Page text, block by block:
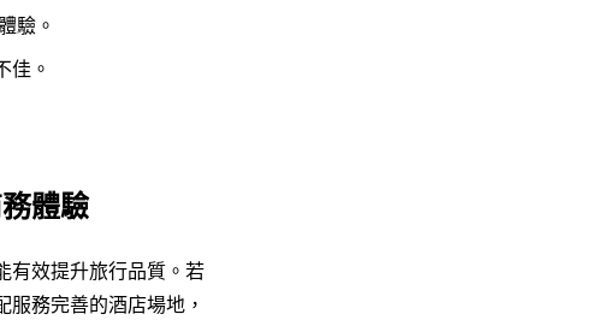
驗。
佳。
體驗
有效提升旅行品質。若
務完善的酒店場地，